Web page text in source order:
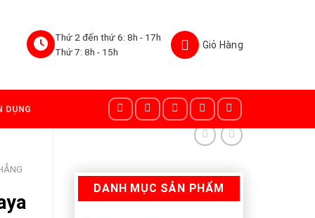
Thứ 2 đến thứ 6: 8h - 17h
Thứ 7: 8h - 15h
DỤNG
DANH MỤC SẢN PHẨM